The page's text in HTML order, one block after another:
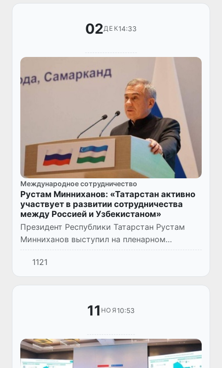
партн...
02ДЕК14:33
Международное сотрудничество
Рустам Минниханов: «Татарстан активно
участвует в развитии сотрудничества
между Россией и Узбекистаном»
Президент Республики Татарстан Рустам
Минниханов выступил на пленарном
заседании Узбекско-российском бизнес-
форума, которой проходит в Самарканде. В
мероприятии принимают участие г...
1121
11 НОЯ10:53